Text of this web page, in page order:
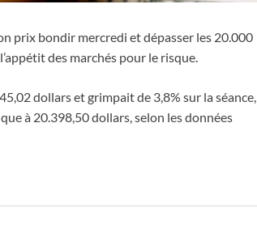
prix bondir mercredi et dépasser les 20.000
des marchés pour le risque.
dollars et grimpait de 3,8% sur la séance,
à 20.398,50 dollars, selon les données